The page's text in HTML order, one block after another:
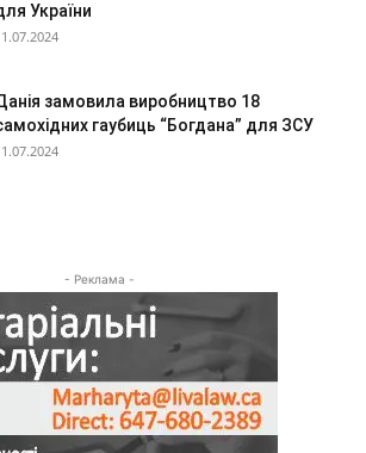
України
замовила виробництво 18
гаубиць “Богдана” для ЗСУ
- Реклама -